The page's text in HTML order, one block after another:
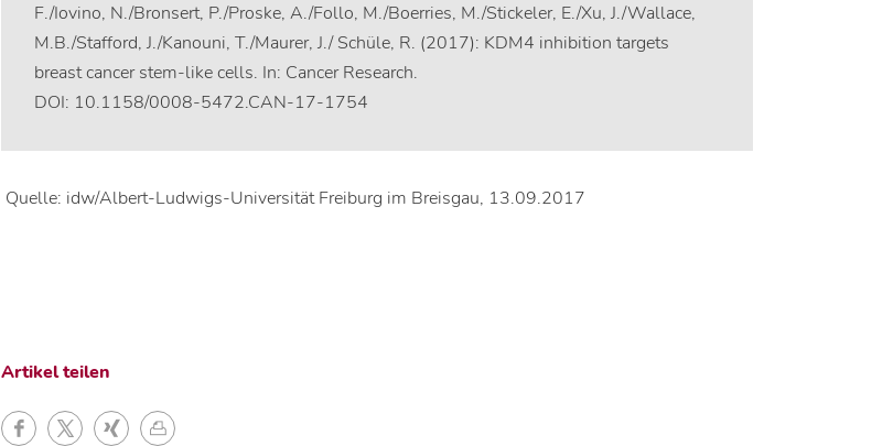
F./Iovino, N./Bronsert, P./Proske, A./Follo, M./Boerries, M./Stickeler, E./Xu, J./Wallace,
M.B./Stafford, J./Kanouni, T./Maurer, J./ Schüle, R. (2017): KDM4 inhibition targets
breast cancer stem-like cells. In: Cancer Research.
DOI: 10.1158/0008-5472.CAN-17-1754
Quelle: idw/Albert-Ludwigs-Universität Freiburg im Breisgau, 13.09.2017
Artikel teilen